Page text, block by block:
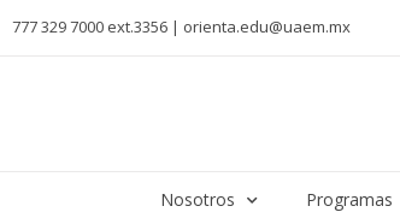
777 329 7000 ext.3356 | orienta.edu@uaem.mx
Nosotros Programas